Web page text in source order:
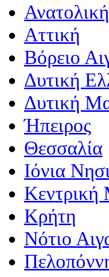
Αττική
Βόρειο
Δυτική
Δυτική
Ήπειρος
Θεσσαλία
Ιόνια
Κεντρική
Κρήτη
Νότιο